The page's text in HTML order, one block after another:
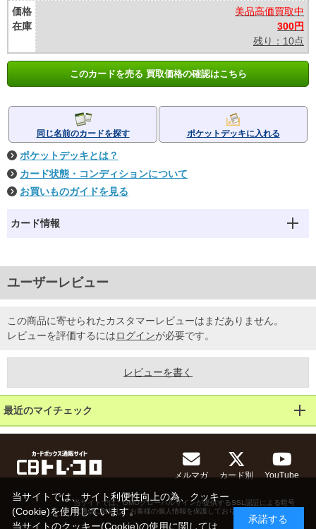
価格
在庫
美品高価買取中
300円
残り：10点
このカードを売る 買取価格の確認はこちら
同じ名前のカードを探す ポケットデッキに入れる
ポケットデッキとは？
カード状態・コンディションについて
お買いものガイドを見る
カード情報
ユーザーレビュー
この商品に寄せられたカスタマーレビューはまだありません。
レビューを評価するにはログインが必要です。
レビューを書く
最近のマイチェック
メルマガ カード別 YouTube
当サイトでは、GMOグローバルサインが提供するSSL認証による暗号
化通信に対応し、お客様の個人情報を保護しております。
当サイトでは、サイト利便性向上の為、クッキー
(Cookie)を使用しています。
当サイトのクッキー(Cookie)の使用に関しては、
承諾する